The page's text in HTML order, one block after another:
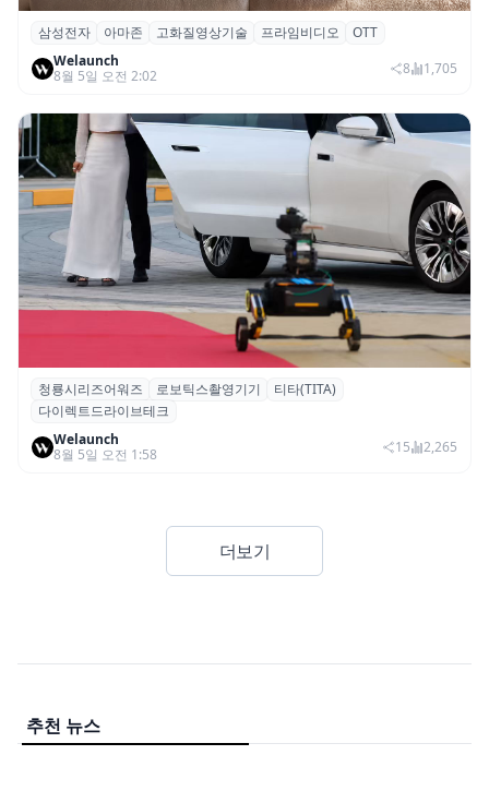
삼성전자·아마존, 프라임 비디오에 ‘HDR10+
어드밴스드’ 적용
삼성전자 아마존 고화질영상기술 프라임비디오
OTT
Welaunch
8월 5일 오전 2:02
8 1,705
청룡시리즈어워즈 레드카펫에 등장한 바퀴
형 이족 보행 로봇 ‘티타(TITA)’
청룡시리즈어워즈 로보틱스촬영기기
티타(TITA)
다이렉트드라이브테크
Welaunch
8월 5일 오전 1:58
15 2,265
더보기
추천 뉴스